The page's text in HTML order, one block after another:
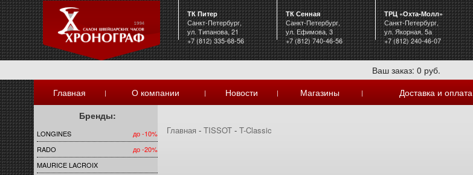
ТК Питер
Санкт-Петербург,
ул. Типанова, 21
+7 (812) 335-68-56
ТК Сенная
Санкт-Петербург,
ул. Ефимова, 3
+7 (812) 740-46-56
ТРЦ «Охта-Молл»
Санкт-Петербург,
ул. Якорная, 5а
+7 (812) 240-46-07
Ваш заказ: 0 руб.
Главная
| О компании | Новости | Магазины | Доставка и оплата
Бренды:
LONGINES
до -10%
RADO
до -20%
MAURICE LACROIX
Главная -TISSOT -T-Classic